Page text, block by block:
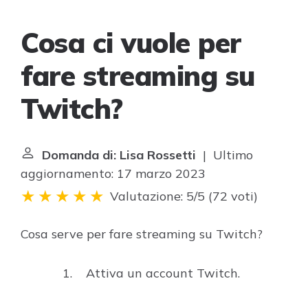
Cosa ci vuole per
fare streaming su
Twitch?
Domanda di: Lisa Rossetti | Ultimo
aggiornamento: 17 marzo 2023
Valutazione: 5/5 (72 voti)
Cosa serve per fare streaming su Twitch?
Attiva un account Twitch.